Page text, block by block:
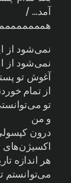
آمد… /
نمی‌شود از
نمی‌شود از
آغوش تو
از تمام
تو
و من
درون
اکسیژن‌های
هر اندازه
می‌توانستم